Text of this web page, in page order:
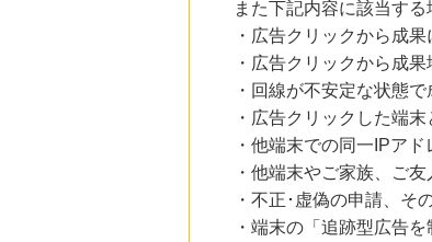
また下記内容に該当す
・広告クリックから成
・広告クリックから成
・回線が不安定な状態
・広告クリックした端
・他端末での同一IPア
・他端末やご家族、ご
・不正･虚偽の申請、そ
・端末の「追跡型広告